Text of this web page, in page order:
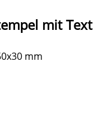
mit Text
mm